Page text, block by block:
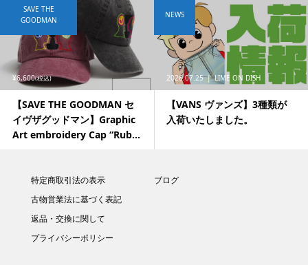
¥6,600(税込)
【SAVE THE GOODMAN セ
イヴザグッドマン】Graphic
Art embroidery Cap “Rub...
SAVE THE
GOODMAN
2026.07.25 LIME ON DISH
【VANS ヴァンズ】3種類が
入荷いたしました。
NEWS
特定商取引法の表示
古物営業法に基づく表記
返品・交換に関して
プライバシーポリシー
ブログ